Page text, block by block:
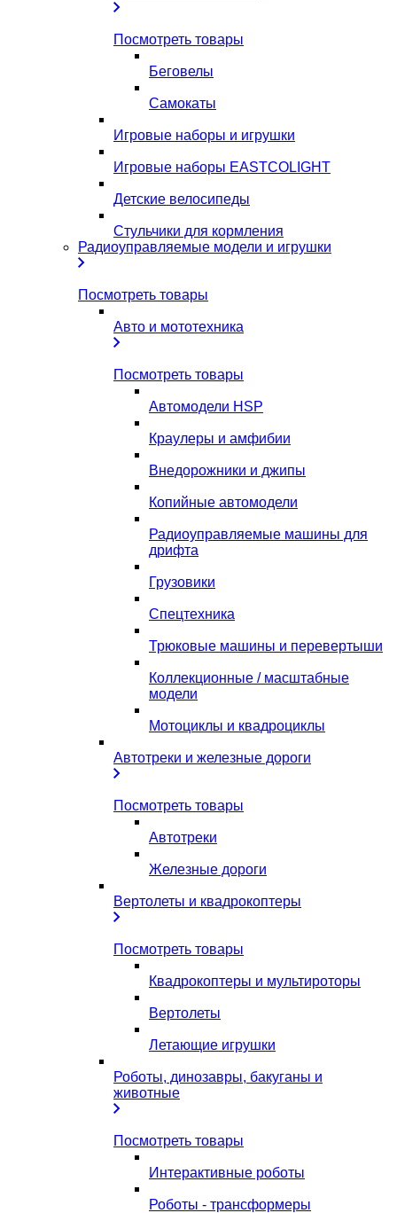
Посмотреть товары
Беговелы
Самокаты
Игровые наборы и игрушки
Игровые наборы EASTCOLIGHT
Детские велосипеды
Стульчики для кормления
Радиоуправляемые модели и игрушки
Посмотреть товары
Авто и мототехника
Посмотреть товары
Автомодели HSP
Краулеры и амфибии
Внедорожники и джипы
Копийные автомодели
Радиоуправляемые машины для
дрифта
Грузовики
Спецтехника
Трюковые машины и перевертыши
Коллекционные / масштабные
модели
Мотоциклы и квадроциклы
Автотреки и железные дороги
Посмотреть товары
Автотреки
Железные дороги
Вертолеты и квадрокоптеры
Посмотреть товары
Квадрокоптеры и мультироторы
Вертолеты
Летающие игрушки
Роботы, динозавры, бакуганы и
животные
Посмотреть товары
Интерактивные роботы
Роботы - трансформеры